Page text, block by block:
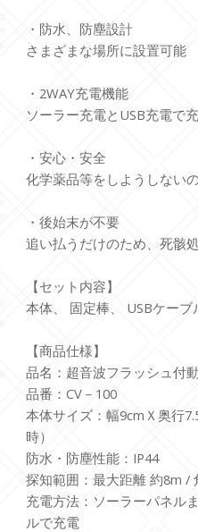
・防水、防塵設計
さまざまな場所に設置可能
・2WAY充電機能
ソーラー充電とUSB充電で
・安心・安全
化学薬品等をしようしない
・後始末が不要
追い払うだけのため、死骸
【セット内容】
本体、 固定棒、 USBケー
【商品仕様】
品名：超音波フラッシュ付
品番：CV－100
本体サイズ：幅9cmＸ奥行
時）
防水・防塵性能：IP44
探知範囲：最大距離 約8m /
充電方法：ソーラーパネル
ルで充電